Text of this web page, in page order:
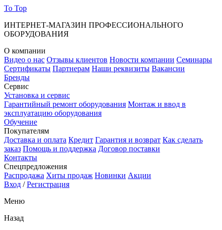
To Top
ИНТЕРНЕТ-МАГАЗИН ПРОФЕССИОНАЛЬНОГО
ОБОРУДОВАНИЯ
О компании
Видео о нас Отзывы клиентов Новости компании Семинары
Сертификаты Партнерам Наши реквизиты Вакансии
Бренды
Сервис
Установка и сервис
Гарантийный ремонт оборудования Монтаж и ввод в
эксплуатацию оборудования
Обучение
Покупателям
Доставка и оплата Кредит Гарантия и возврат Как сделать
заказ Помощь и поддержка Договор поставки
Контакты
Спецпредложения
Распродажа Хиты продаж Новинки Акции
Вход /Регистрация
Меню
Назад